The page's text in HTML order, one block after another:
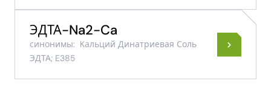
ЭДТА-Na2-Ca
синонимы: Kальций Динатриевая Соль
ЭДТА; E385